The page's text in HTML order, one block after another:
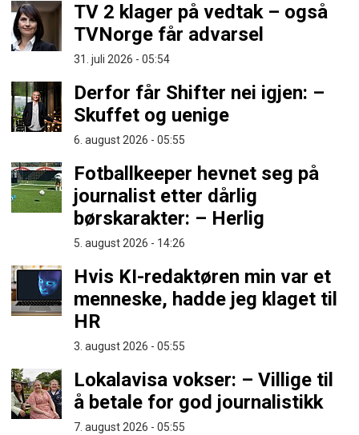
TV 2 klager på vedtak – også
TVNorge får advarsel
31. juli 2026 - 05:54
Derfor får Shifter nei igjen: –
Skuffet og uenige
6. august 2026 - 05:55
Fotballkeeper hevnet seg på
journalist etter dårlig
børskarakter: – Herlig
5. august 2026 - 14:26
Hvis KI-redaktøren min var et
menneske, hadde jeg klaget til
HR
3. august 2026 - 05:55
Lokalavisa vokser: – Villige til
å betale for god journalistikk
7. august 2026 - 05:55